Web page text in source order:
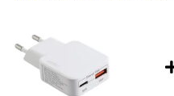
Reader, Powerbank,
Ohrhörer
Ladegeräte